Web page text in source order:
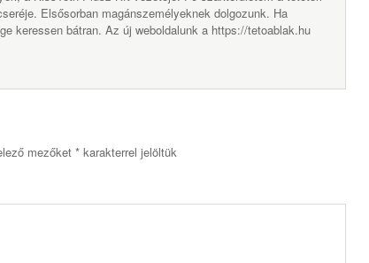
Elsősorban magánszemélyeknek dolgozunk. Ha
keressen bátran. Az új weboldalunk a https://tetoablak.hu
mezőket * karakterrel jelöltük